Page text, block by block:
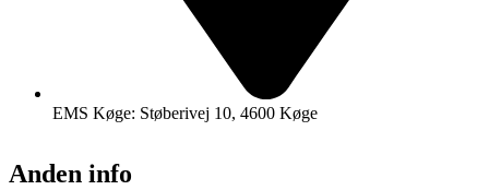
EMS Køge: Støberivej 10, 4600 Køge
Anden info